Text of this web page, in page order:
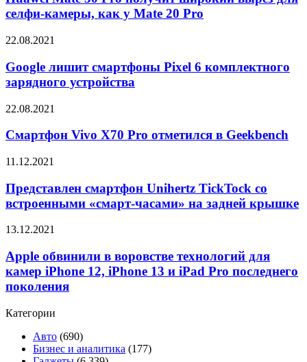
получит
вырез
селфи-
камеры,
у
20
Pro
селфи-камеры, как у Mate 20 Pro
Google
смартфоны
Pixel
6
зарядного
22.08.2021
Google лишит смартфоны Pixel 6 комплектного
зарядного устройства
Смартфон
X70
отметился
Geekbench
22.08.2021
Смартфон Vivo X70 Pro отметился в Geekbench
Представлен
Unihertz
TickTock
со
«смарт-
на
задней
крышке
11.12.2021
Представлен смартфон Unihertz TickTock со
встроенными «смарт-часами» на задней крышке
Apple
в
воровстве
технологий
для
iPhone
iPhone
13.12.2021
Apple обвинили в воровстве технологий для
камер iPhone 12, iPhone 13 и iPad Pro последнего
поколения
Категории
Авто (690)
Бизнес и аналитика (177)